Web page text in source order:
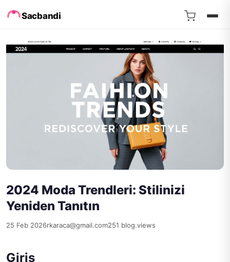
Sacbandi
2024 Moda Trendleri: Stilinizi
Yeniden Tanıtın
25 Feb 2026rkaraca@gmail.com251 blog.views
Giriş